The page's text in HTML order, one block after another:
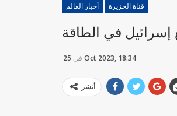
أخبار العالم قناة الجزيرة
إسرائيل في الطاقة
في 25 Oct 2023, 18:34
أنشر